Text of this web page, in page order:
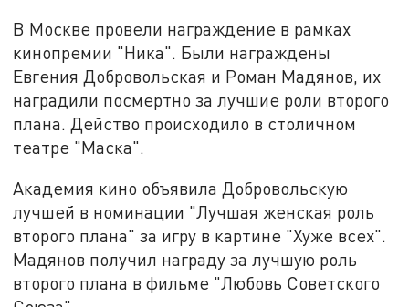
В Москве провели награждение в рамках
кинопремии "Ника". Были награждены
Евгения Добровольская и Роман Мадянов, их
наградили посмертно за лучшие роли второго
плана. Действо происходило в столичном
театре "Маска".
Академия кино объявила Добровольскую
лучшей в номинации "Лучшая женская роль
второго плана" за игру в картине "Хуже всех".
Мадянов получил награду за лучшую роль
второго плана в фильме "Любовь Советского